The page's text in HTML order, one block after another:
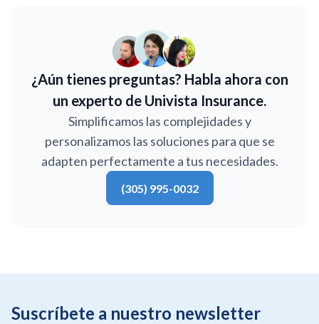
¿Aún tienes preguntas? Habla ahora con
un experto de Univista Insurance.
Simplificamos las complejidades y
personalizamos las soluciones para que se
adapten perfectamente a tus necesidades.
(305) 995-0032
Suscríbete a nuestro newsletter